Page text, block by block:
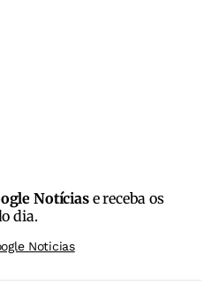
Notíciase receba os
dia.
Noticias